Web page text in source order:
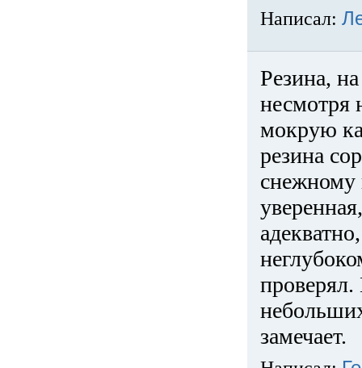
Написал:
Резина,
несмотря
мокрую
резина
снежному
замечает.